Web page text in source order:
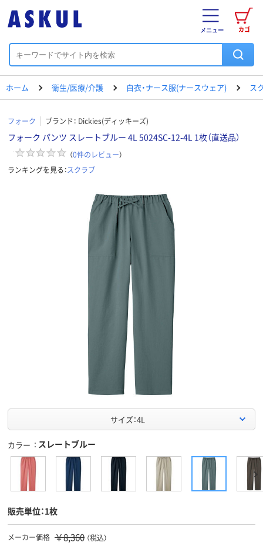
カゴ
メニュー
ホーム 衛生/医療/介護 白衣・ナース服(ナースウェア) ス
フォーク ブランド： Dickies(ディッキーズ)
フォーク パンツ スレートブルー 4L 5024SC-12-4L 1枚（直送品）
（0件のレビュー）
ランキングを見る：スクラブ
サイズ：4L
カラー スレートブルー
販売単位：1枚
メーカー価格 ￥8,360 （税込）